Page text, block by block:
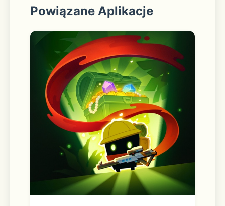
【改版】全新首页，信息模块化整合，更
【新增】指数赛道，选对赛道，财富加速
【升级】智能定投，轻松设置，高效投资
【新增】工资理财，稳中求进，积少成
多，盈亏每日可见
股市有风险，入市需谨慎。
Powiązane Aplikacje